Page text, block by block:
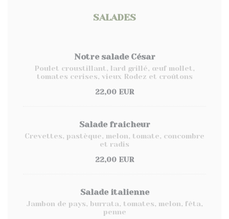
SALADES
Notre salade César
Poulet croustillant, lard grillé, œuf mollet,
tomates cerises, vieux Rodez et croûtons
22,00 EUR
Salade fraicheur
Crevettes, pastèque, melon, tomate, concombre
et radis
22,00 EUR
Salade italienne
Jambon de pays, burrata, tomates, melon, fêta,
penne